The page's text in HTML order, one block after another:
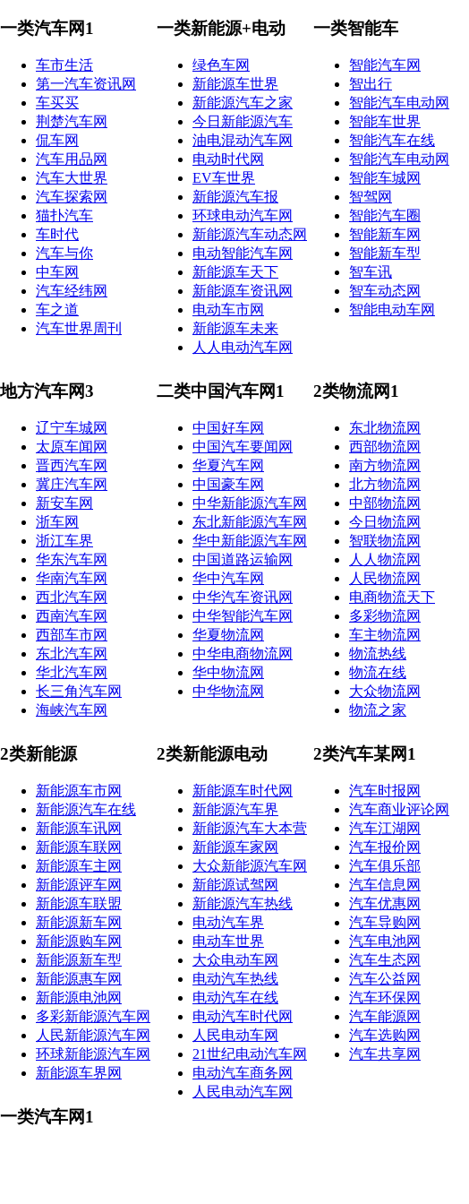
一类汽车网1
车市生活
第一汽车资讯网
车买买
荆楚汽车网
侃车网
汽车用品网
汽车大世界
汽车探索网
猫扑汽车
车时代
汽车与你
中车网
汽车经纬网
车之道
汽车世界周刊
一类新能源+电动
绿色车网
新能源车世界
新能源汽车之家
今日新能源汽车
油电混动汽车网
电动时代网
EV车世界
新能源汽车报
环球电动汽车网
新能源汽车动态网
电动智能汽车网
新能源车天下
新能源车资讯网
电动车市网
新能源车未来
人人电动汽车网
一类智能车
智能汽车网
智出行
智能汽车电动网
智能车世界
智能汽车在线
智能汽车电动网
智能车城网
智驾网
智能汽车圈
智能新车网
智能新车型
智车讯
智车动态网
智能电动车网
地方汽车网3
辽宁车城网
太原车闻网
晋西汽车网
冀庄汽车网
新安车网
浙车网
浙江车界
华东汽车网
华南汽车网
西北汽车网
西南汽车网
西部车市网
东北汽车网
华北汽车网
长三角汽车网
海峡汽车网
二类中国汽车网1
中国好车网
中国汽车要闻网
华夏汽车网
中国豪车网
中华新能源汽车网
东北新能源汽车网
华中新能源汽车网
中国道路运输网
华中汽车网
中华汽车资讯网
中华智能汽车网
华夏物流网
中华电商物流网
华中物流网
中华物流网
2类物流网1
东北物流网
西部物流网
南方物流网
北方物流网
中部物流网
今日物流网
智联物流网
人人物流网
人民物流网
电商物流天下
多彩物流网
车主物流网
物流热线
物流在线
大众物流网
物流之家
2类新能源
新能源车市网
新能源汽车在线
新能源车讯网
新能源车联网
新能源车主网
新能源评车网
新能源车联盟
新能源新车网
新能源购车网
新能源新车型
新能源惠车网
新能源电池网
多彩新能源汽车网
人民新能源汽车网
环球新能源汽车网
新能源车界网
2类新能源电动
新能源车时代网
新能源汽车界
新能源汽车大本营
新能源车家网
大众新能源汽车网
新能源试驾网
新能源汽车热线
电动汽车界
电动车世界
大众电动车网
电动汽车热线
电动汽车在线
电动汽车时代网
人民电动车网
21世纪电动汽车网
电动汽车商务网
人民电动汽车网
2类汽车某网1
汽车时报网
汽车商业评论网
汽车江湖网
汽车报价网
汽车俱乐部
汽车信息网
汽车优惠网
汽车导购网
汽车电池网
汽车生态网
汽车公益网
汽车环保网
汽车能源网
汽车选购网
汽车共享网
一类汽车网1